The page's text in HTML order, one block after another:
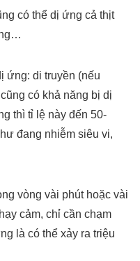
có thể dị ứng cả thịt
ứng: di truyền (nếu
có khả năng bị dị
thì tỉ lệ này đến 50-
đang nhiễm siêu vi,
vòng vài phút hoặc vài
cảm, chỉ cần chạm
là có thể xảy ra triệu